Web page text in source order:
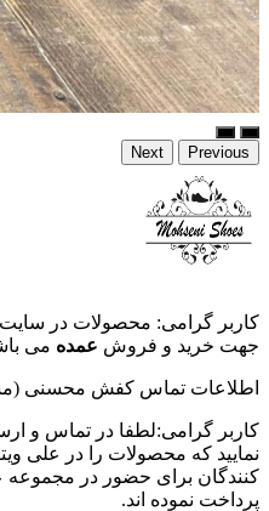
Previous
Next
کاربر گرامی: محصولات در
جهت خرید و فروش عمده می
اطلاعات تماس کفش محسنی
کاربر گرامی:لطفا در تماس و
نمایید که محصولات را در علی
کنندگان برای حضور در مجموعه
پرداخت نموده اند.